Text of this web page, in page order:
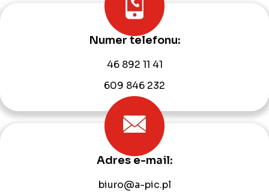
Numer telefonu:
46 892 11 41
609 846 232
Adres e-mail:
biuro@a-pic.pl